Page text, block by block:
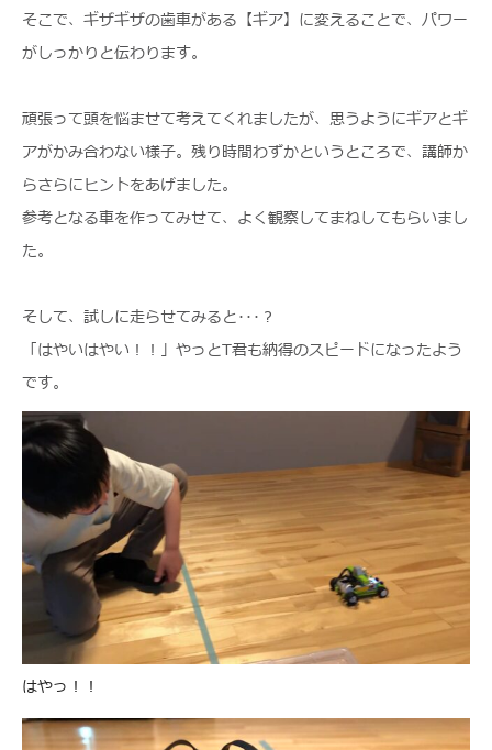
そこで、ギザギザの歯車がある【ギア】に変えることで、パワー
がしっかりと伝わります。
頑張って頭を悩ませて考えてくれましたが、思うようにギアとギ
アがかみ合わない様子。残り時間わずかというところで、講師か
らさらにヒントをあげました。
参考となる車を作ってみせて、よく観察してまねしてもらいまし
た。
そして、試しに走らせてみると･･･？
「はやいはやい！！」やっとT君も納得のスピードになったよう
です。
はやっ！！